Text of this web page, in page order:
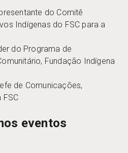
do Comitê
Indígenas do FSC para a
do Programa de
Fundação Indígena
de Comunicações,
FSC
eventos